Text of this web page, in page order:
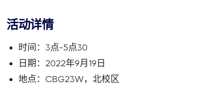
关于我们
活动详情
时间：3点-5点30
日期：2022年9月19日
地点：CBG23W，北校区